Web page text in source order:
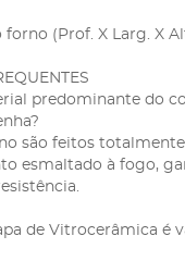
(Prof. X Larg. X
predominante do
são feitos
esmaltado à fogo,
de Vitrocerâmica é